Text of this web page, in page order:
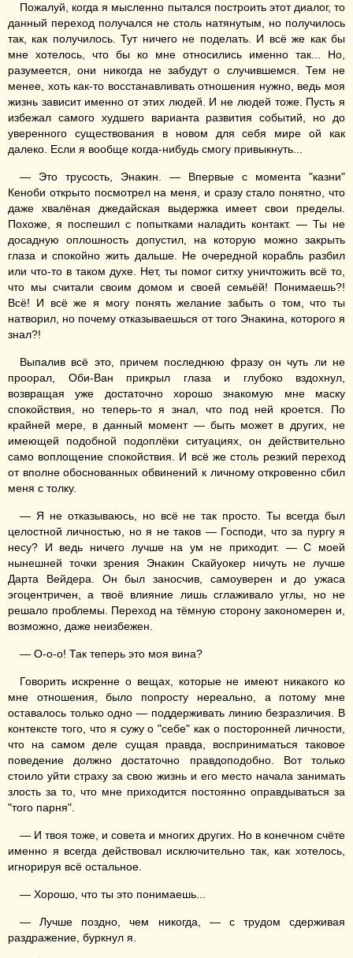
Пожалуй, когда я мысленно пытался построить этот диалог, то
данный переход получался не столь натянутым, но получилось
так, как получилось. Тут ничего не поделать. И всё же как бы
мне хотелось, что бы ко мне относились именно так... Но,
разумеется, они никогда не забудут о случившемся. Тем не
менее, хоть как-то восстанавливать отношения нужно, ведь моя
жизнь зависит именно от этих людей. И не людей тоже. Пусть я
избежал самого худшего варианта развития событий, но до
уверенного существования в новом для себя мире ой как
далеко. Если я вообще когда-нибудь смогу привыкнуть...
— Это трусость, Энакин. — Впервые с момента "казни"
Кеноби открыто посмотрел на меня, и сразу стало понятно, что
даже хвалёная джедайская выдержка имеет свои пределы.
Похоже, я поспешил с попытками наладить контакт. — Ты не
досадную оплошность допустил, на которую можно закрыть
глаза и спокойно жить дальше. Не очередной корабль разбил
или что-то в таком духе. Нет, ты помог ситху уничтожить всё то,
что мы считали своим домом и своей семьёй! Понимаешь?!
Всё! И всё же я могу понять желание забыть о том, что ты
натворил, но почему отказываешься от того Энакина, которого я
знал?!
Выпалив всё это, причем последнюю фразу он чуть ли не
проорал, Оби-Ван прикрыл глаза и глубоко вздохнул,
возвращая уже достаточно хорошо знакомую мне маску
спокойствия, но теперь-то я знал, что под ней кроется. По
крайней мере, в данный момент — быть может в других, не
имеющей подобной подоплёки ситуациях, он действительно
само воплощение спокойствия. И всё же столь резкий переход
от вполне обоснованных обвинений к личному откровенно сбил
меня с толку.
— Я не отказываюсь, но всё не так просто. Ты всегда был
целостной личностью, но я не таков — Господи, что за пургу я
несу? И ведь ничего лучше на ум не приходит. — С моей
нынешней точки зрения Энакин Скайуокер ничуть не лучше
Дарта Вейдера. Он был заносчив, самоуверен и до ужаса
эгоцентричен, а твоё влияние лишь сглаживало углы, но не
решало проблемы. Переход на тёмную сторону закономерен и,
возможно, даже неизбежен.
— О-о-о! Так теперь это моя вина?
Говорить искренне о вещах, которые не имеют никакого ко
мне отношения, было попросту нереально, а потому мне
оставалось только одно — поддерживать линию безразличия. В
контексте того, что я сужу о "себе" как о посторонней личности,
что на самом деле сущая правда, восприниматься таковое
поведение должно достаточно правдоподобно. Вот только
стоило уйти страху за свою жизнь и его место начала занимать
злость за то, что мне приходится постоянно оправдываться за
"того парня".
— И твоя тоже, и совета и многих других. Но в конечном счёте
именно я всегда действовал исключительно так, как хотелось,
игнорируя всё остальное.
— Хорошо, что ты это понимаешь...
— Лучше поздно, чем никогда, — с трудом сдерживая
раздражение, буркнул я.